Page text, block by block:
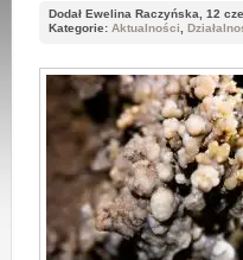
Dodał Ewelina Raczyńska, 12
Kategorie: Aktualności,